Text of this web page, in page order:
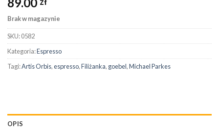
Brak w magazynie
SKU:0582
Kategoria:Espresso
Tagi:Artis Orbis,espresso,Filiżanka, goebel,Michael Parkes
OPIS